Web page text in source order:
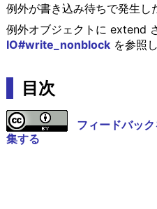
例外が書き込み待ちで発生し
例外オブジェクトに extend
IO#write_nonblockを参照し
目次
フィードバッ
集する